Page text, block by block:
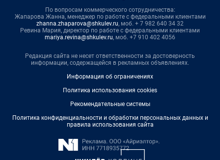
По вопросам коммерческого сотрудничества:
Жапарова Жанна, менеджер по работе с федеральными клиентами
zhanna.zhaparova@shkulev.ru, моб. + 7 982 640 34 32
Ревина Мария, директор по работе с федеральными клиентами
mariya.revina@shkulev.ru, моб. +7 910 402 4056
Редакция сайта не несет ответственности за достоверность
информации, содержащейся в рекламных объявлениях.
Информация об ограничениях
Политика использования cookies
Рекомендательные системы
Политика конфиденциальности и обработки персональных данных и
правила использования сайта